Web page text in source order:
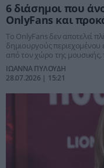
6 διάσημοι που
OnlyFans και
Το OnlyFans δεν αποτελεί
δημιουργούς περιεχομένου
από τον χώρο της μουσικής,
ψυχαγωγίας επιλέγουν να
λογαριασμούς,
και δημιουργώντας μια νέα
ΙΩΑΝΝΑ ΠΥΛΟΥΔΗ
28.07.2026 | 15:21